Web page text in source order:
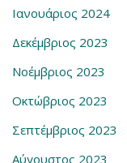
Ιανουάριος 2024
Δεκέμβριος 2023
Νοέμβριος 2023
Οκτώβριος 2023
Σεπτέμβριος 2023
Αύγουστος 2023